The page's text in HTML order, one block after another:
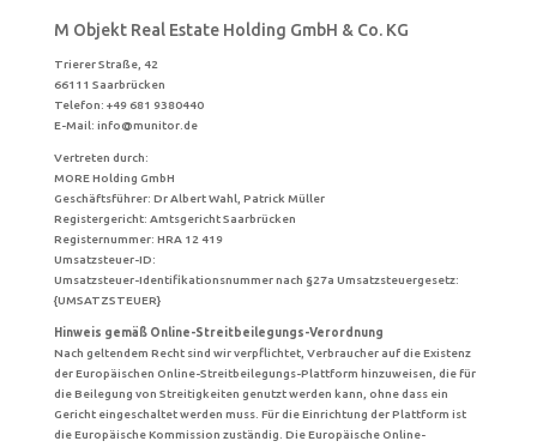
M Objekt Real Estate Holding GmbH & Co. KG
Trierer Straße, 42
66111 Saarbrücken
Telefon: +49 681 9380440
E-Mail: info@munitor.de
Vertreten durch:
MORE Holding GmbH
Geschäftsführer: Dr Albert Wahl, Patrick Müller
Registergericht: Amtsgericht Saarbrücken
Registernummer: HRA 12 419
Umsatzsteuer-ID:
Umsatzsteuer-Identifikationsnummer nach §27a Umsatzsteuergesetz:
{UMSATZSTEUER}
Hinweis gemäß Online-Streitbeilegungs-Verordnung
Nach geltendem Recht sind wir verpflichtet, Verbraucher auf die Existenz
der Europäischen Online-Streitbeilegungs-Plattform hinzuweisen, die für
die Beilegung von Streitigkeiten genutzt werden kann, ohne dass ein
Gericht eingeschaltet werden muss. Für die Einrichtung der Plattform ist
die Europäische Kommission zuständig. Die Europäische Online-